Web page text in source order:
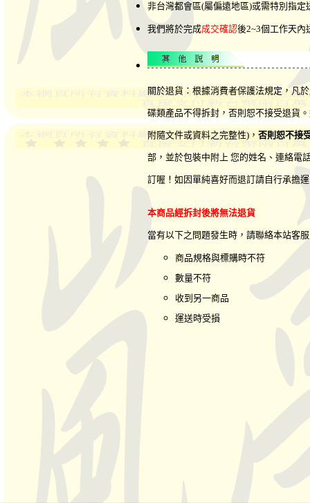
非台灣都會區(屬偏遠地區)或需特別指
我們將於完成成交確認後2~3個工作天內
關於退貨：根據消費者保護法規定，凡
碟類產品不得拆封，否則恕不接受退貨
附隨文件或資料之完整性)， 否則恕不接
部，並於包裝中附上 您的姓名、連絡電
訂喔！如因單純喜好而退訂請自行承擔
本商品經拆封後將無法退貨
當有以下之問題發生時，請聯絡本站客
商品規格與標購時不符
數量不符
收到另一商品
運送時受損